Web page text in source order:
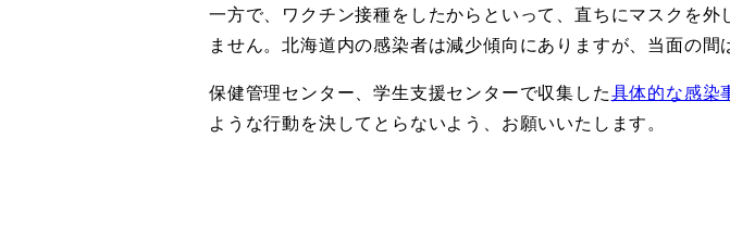
一方で、ワクチン接種をしたからといって、直ちにマスクを
ません。北海道内の感染者は減少傾向にありますが、当面の
保健管理センター、学生支援センターで収集した具体的な感染
ような行動を決してとらないよう、お願いいたします。